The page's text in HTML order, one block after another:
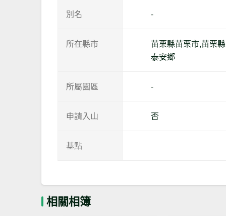
別名 -
所在縣市
苗栗縣苗栗市,苗栗
泰安鄉
所屬園區 -
申請入山 否
基點
相關相簿